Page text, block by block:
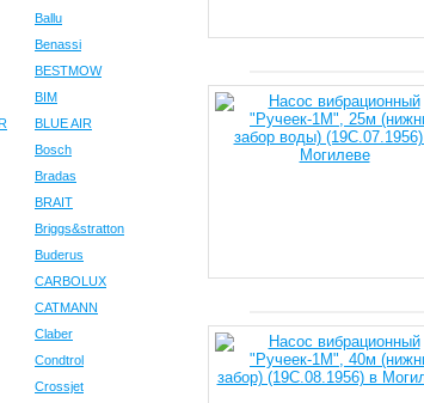
Ballu
Benassi
BESTMOW
BIM
BLUE AIR
Bosch
Bradas
BRAIT
Briggs&stratton
Buderus
CARBOLUX
CATMANN
Claber
Condtrol
Crossjet